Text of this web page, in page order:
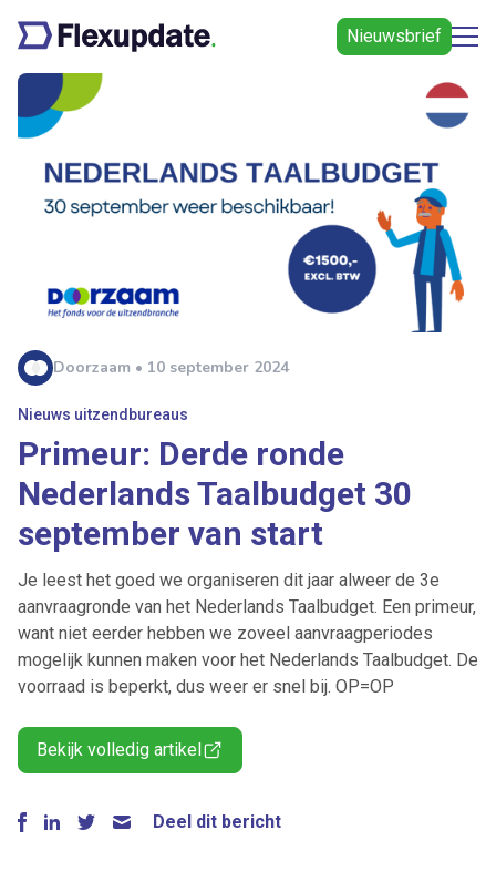
Nieuwsbrief
Doorzaam • 10 september 2024
Nieuws uitzendbureaus
Primeur: Derde ronde
Nederlands Taalbudget 30
september van start
Je leest het goed we organiseren dit jaar alweer de 3e
aanvraagronde van het Nederlands Taalbudget. Een primeur,
want niet eerder hebben we zoveel aanvraagperiodes
mogelijk kunnen maken voor het Nederlands Taalbudget. De
voorraad is beperkt, dus weer er snel bij. OP=OP
Bekijk volledig artikel
Deel dit bericht